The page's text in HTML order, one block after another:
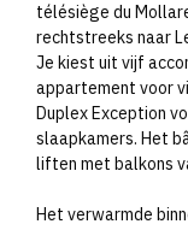
télésiège du
rechtstreeks naar
Je kiest uit vijf
appartement voor
Duplex Exception
slaapkamers. Het
liften met balkons
Het verwarmde